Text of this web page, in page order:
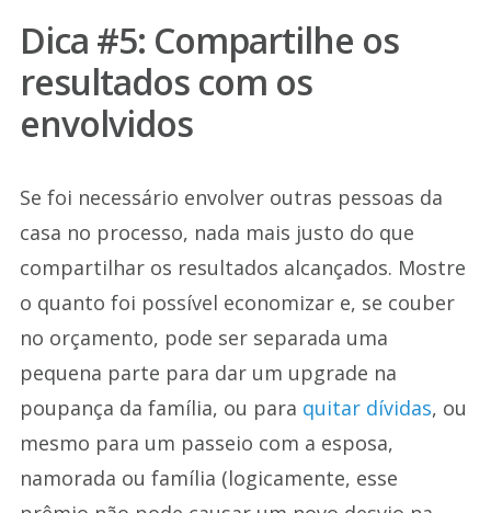
Dica #5: Compartilhe os
resultados com os
envolvidos
Se foi necessário envolver outras pessoas da
casa no processo, nada mais justo do que
compartilhar os resultados alcançados. Mostre
o quanto foi possível economizar e, se couber
no orçamento, pode ser separada uma
pequena parte para dar um upgrade na
poupança da família, ou para quitar dívidas, ou
mesmo para um passeio com a esposa,
namorada ou família (logicamente, esse